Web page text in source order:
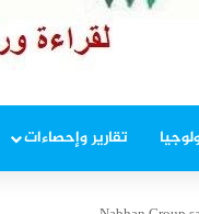
تقارير وإحصاءات